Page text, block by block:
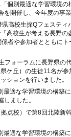
個別最適な学習環境の
開催し、今年度の事
高校生探Qフェスティ
高校生が考える長野の
者や参加者とともに
ォーラムに長野県の
ケ丘）の生徒11名が
ションを行いました。
適な学習環境の構築に
ました。
点校）で第8回北陸新
適な学習環境の構築に